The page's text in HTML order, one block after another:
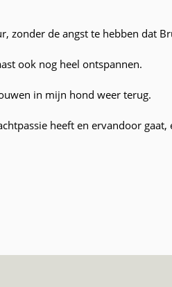
zonder de angst te hebben dat
ook nog heel ontspannen.
in mijn hond weer terug.
heeft en ervandoor gaat,